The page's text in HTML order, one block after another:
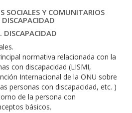
SOCIALES Y COMUNITARIOS
normativa relacionada con la
con discapacidad (LISMI,
Internacional de la ONU sobre
personas con discapacidad, etc. )
de la persona con
básicos.